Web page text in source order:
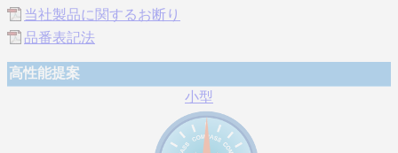
当社製品に関するお断り
品番表記法
高性能提案
小型